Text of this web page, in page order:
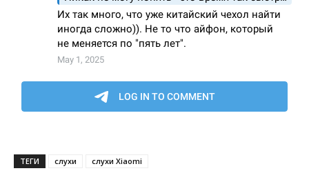
ТЕГИ слухи слухи Xiaomi